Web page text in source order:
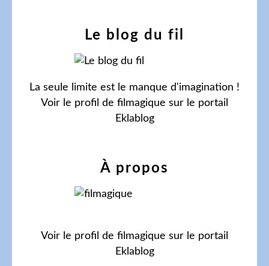
Le blog du fil
La seule limite est le manque d'imagination !
Voir le profil de filmagique sur le portail
Eklablog
À propos
Voir le profil de filmagique sur le portail
Eklablog